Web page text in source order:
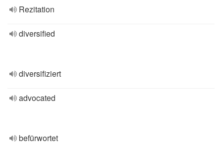
Rezitation
diversified
diversifiziert
advocated
befürwortet